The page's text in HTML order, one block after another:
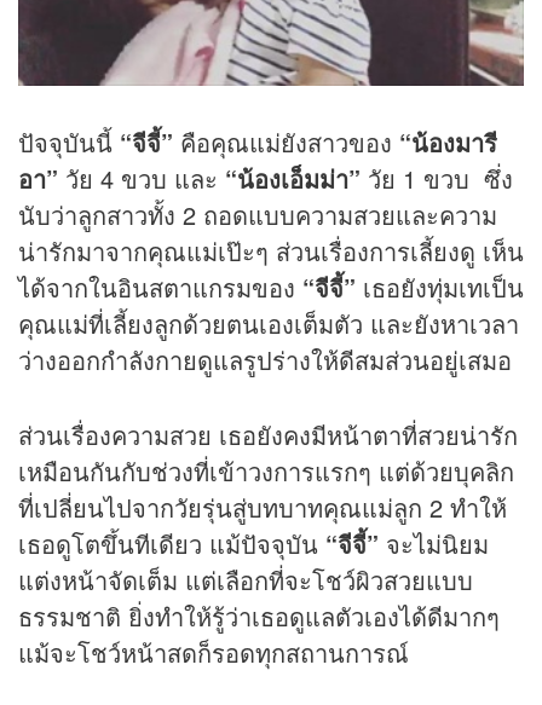
ปัจจุบันนี้ “จีจี้” คือคุณแม่ยังสาวของ “น้องมารี
อา” วัย 4 ขวบ และ “น้องเอ็มม่า” วัย 1 ขวบ ซึ่ง
นับว่าลูกสาวทั้ง 2 ถอดแบบความสวยและความ
น่ารักมาจากคุณแม่เป๊ะๆ ส่วนเรื่องการเลี้ยงดู เห็น
ได้จากในอินสตาแกรมของ “จีจี้” เธอยังทุ่มเทเป็น
คุณแม่ที่เลี้ยงลูกด้วยตนเองเต็มตัว และยังหาเวลา
ว่างออกกำลังกายดูแลรูปร่างให้ดีสมส่วนอยู่เสมอ
ส่วนเรื่องความสวย เธอยังคงมีหน้าตาที่สวยน่ารัก
เหมือนกันกับช่วงที่เข้าวงการแรกๆ แต่ด้วยบุคลิก
ที่เปลี่ยนไปจากวัยรุ่นสู่บทบาทคุณแม่ลูก 2 ทำให้
เธอดูโตขึ้นทีเดียว แม้ปัจจุบัน “จีจี้” จะไม่นิยม
แต่งหน้าจัดเต็ม แต่เลือกที่จะโชว์ผิวสวยแบบ
ธรรมชาติ ยิ่งทำให้รู้ว่าเธอดูแลตัวเองได้ดีมากๆ
แม้จะโชว์หน้าสดก็รอดทุกสถานการณ์